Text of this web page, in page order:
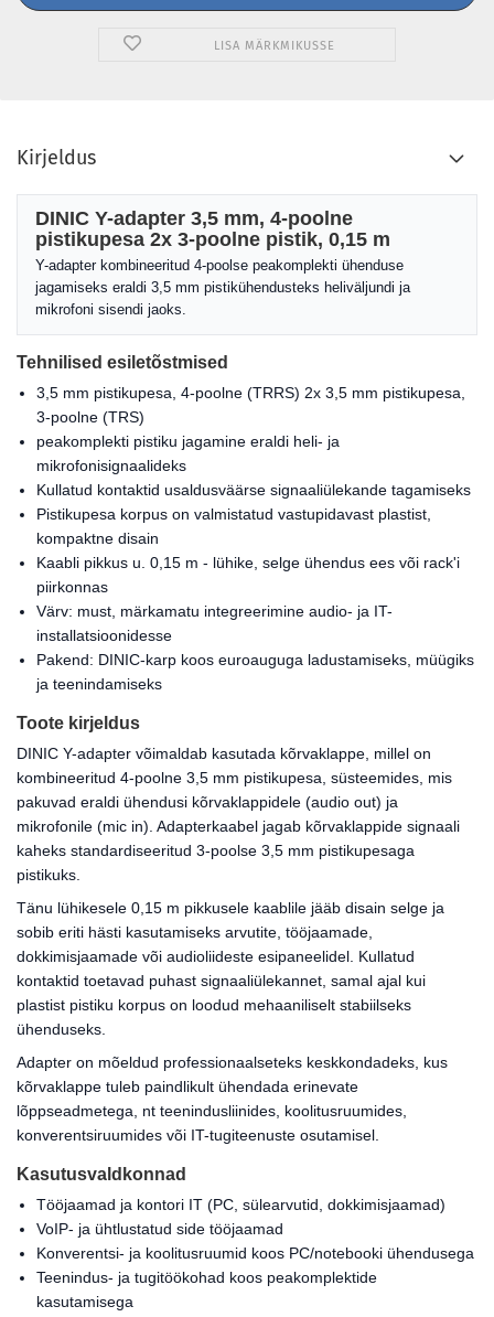
LISA MÄRKMIKUSSE
Kirjeldus
DINIC Y-adapter 3,5 mm, 4-poolne
pistikupesa 2x 3-poolne pistik, 0,15 m
Y-adapter kombineeritud 4-poolse peakomplekti ühenduse
jagamiseks eraldi 3,5 mm pistikühendusteks heliväljundi ja
mikrofoni sisendi jaoks.
Tehnilised esiletõstmised
3,5 mm pistikupesa, 4-poolne (TRRS) 2x 3,5 mm pistikupesa,
3-poolne (TRS)
peakomplekti pistiku jagamine eraldi heli- ja
mikrofonisignaalideks
Kullatud kontaktid usaldusväärse signaaliülekande tagamiseks
Pistikupesa korpus on valmistatud vastupidavast plastist,
kompaktne disain
Kaabli pikkus u. 0,15 m - lühike, selge ühendus ees või rack'i
piirkonnas
Värv: must, märkamatu integreerimine audio- ja IT-
installatsioonidesse
Pakend: DINIC-karp koos euroauguga ladustamiseks, müügiks
ja teenindamiseks
Toote kirjeldus
DINIC Y-adapter võimaldab kasutada kõrvaklappe, millel on
kombineeritud 4-poolne 3,5 mm pistikupesa, süsteemides, mis
pakuvad eraldi ühendusi kõrvaklappidele (audio out) ja
mikrofonile (mic in). Adapterkaabel jagab kõrvaklappide signaali
kaheks standardiseeritud 3-poolse 3,5 mm pistikupesaga
pistikuks.
Tänu lühikesele 0,15 m pikkusele kaablile jääb disain selge ja
sobib eriti hästi kasutamiseks arvutite, tööjaamade,
dokkimisjaamade või audioliideste esipaneelidel. Kullatud
kontaktid toetavad puhast signaaliülekannet, samal ajal kui
plastist pistiku korpus on loodud mehaaniliselt stabiilseks
ühenduseks.
Adapter on mõeldud professionaalseteks keskkondadeks, kus
kõrvaklappe tuleb paindlikult ühendada erinevate
lõppseadmetega, nt teenindusliinides, koolitusruumides,
konverentsiruumides või IT-tugiteenuste osutamisel.
Kasutusvaldkonnad
Tööjaamad ja kontori IT (PC, sülearvutid, dokkimisjaamad)
VoIP- ja ühtlustatud side tööjaamad
Konverentsi- ja koolitusruumid koos PC/notebooki ühendusega
Teenindus- ja tugitöökohad koos peakomplektide
kasutamisega